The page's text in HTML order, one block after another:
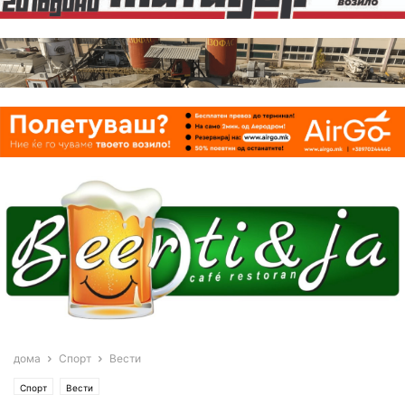
дома Спорт Вести
Спорт Вести